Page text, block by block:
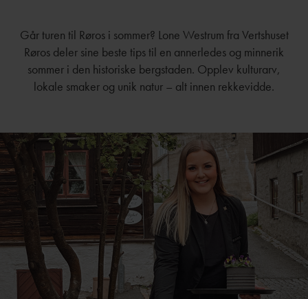
Går turen til Røros i sommer? Lone Westrum fra Vertshuset
Røros deler sine beste tips til en annerledes og minnerik
sommer i den historiske bergstaden. Opplev kulturarv,
lokale smaker og unik natur – alt innen rekkevidde.